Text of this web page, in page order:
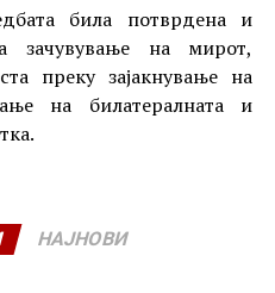
била потврдена и
зачувување на мирот,
преку зајакнување на
на билатералната и
НАЈНОВИ